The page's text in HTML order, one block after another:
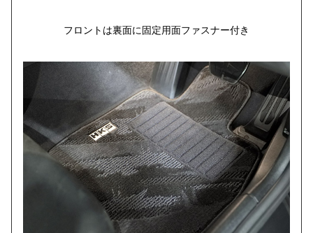
フロントは裏面に固定用面ファスナー付き